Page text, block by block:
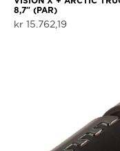
8,7″ (PAR)
kr15.762,19